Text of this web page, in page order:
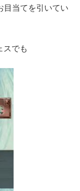
目当てを引いてい
スでも